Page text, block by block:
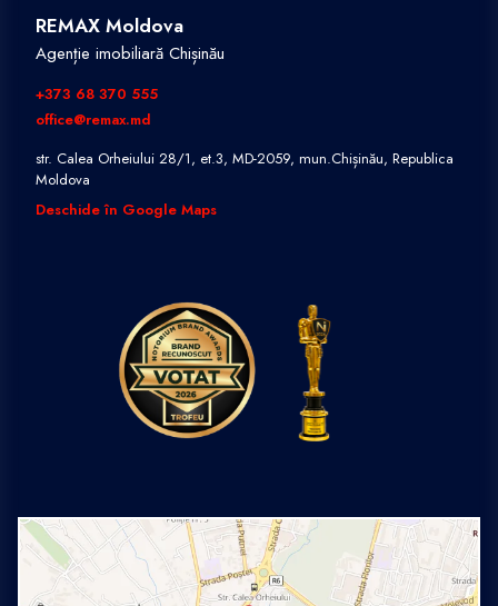
REMAX Moldova
Agenție imobiliară Chișinău
+373 68 370 555
office@remax.md
str. Calea Orheiului 28/1, et.3, MD-2059, mun.Chișinău, Republica
Moldova
Deschide în Google Maps